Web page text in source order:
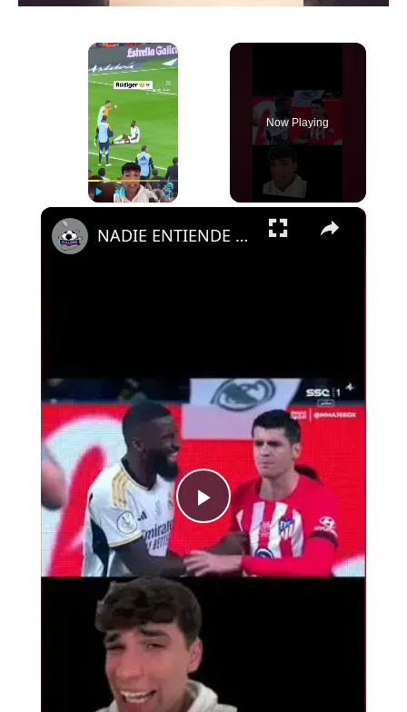
×
Now Playing
×
Play
Video
NADIE ENTIENDE LAS ACTITUDES DE RUDIGER